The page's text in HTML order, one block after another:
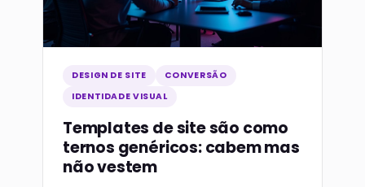
DESIGN DE SITE
CONVERSÃO
IDENTIDADE VISUAL
Templates de site são como
ternos genéricos: cabem mas
não vestem